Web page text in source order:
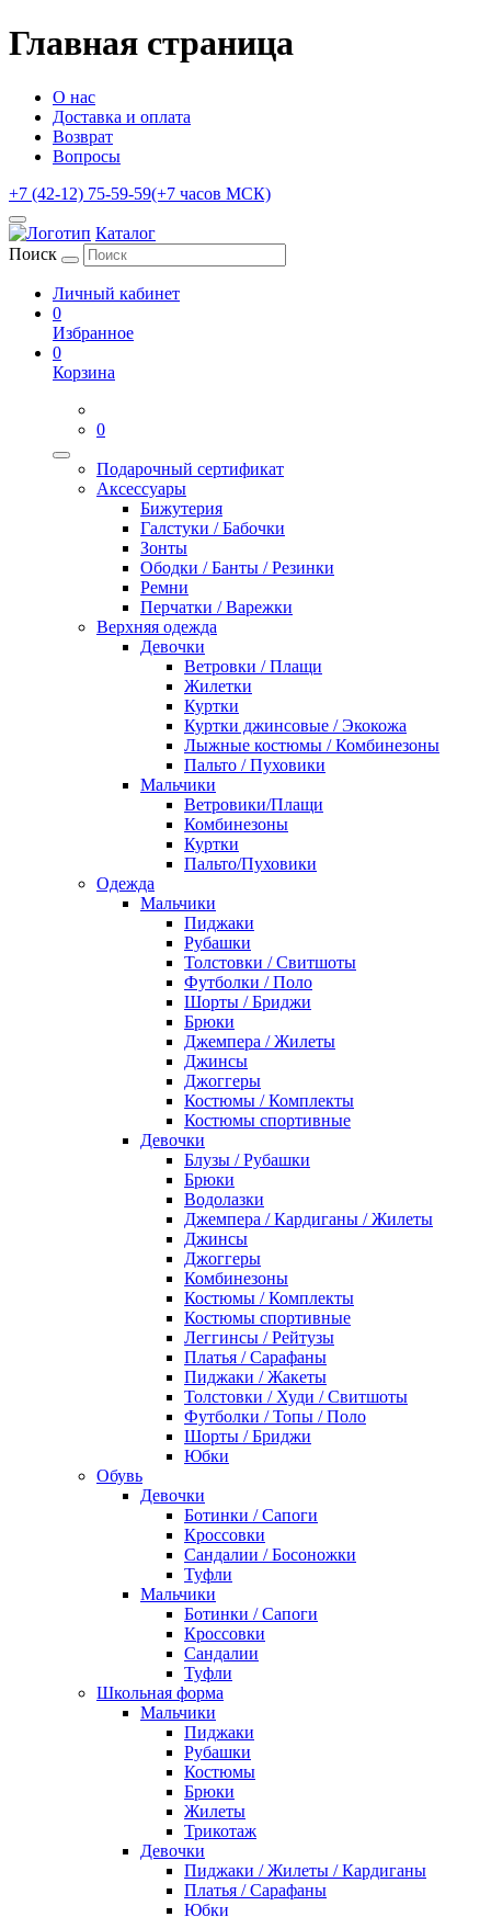
Главная страница
О нас
Доставка и оплата
Возврат
Вопросы
+7 (42-12) 75-59-59(+7 часов МСК)
Каталог
Поиск
Личный кабинет
0
Избранное
0
Корзина
0
Подарочный сертификат
Аксессуары
Бижутерия
Галстуки / Бабочки
Зонты
Ободки / Банты / Резинки
Ремни
Перчатки / Варежки
Верхняя одежда
Девочки
Ветровки / Плащи
Жилетки
Куртки
Куртки джинсовые / Экокожа
Лыжные костюмы / Комбинезоны
Пальто / Пуховики
Мальчики
Ветровики/Плащи
Комбинезоны
Куртки
Пальто/Пуховики
Одежда
Мальчики
Пиджаки
Рубашки
Толстовки / Свитшоты
Футболки / Поло
Шорты / Бриджи
Брюки
Джемпера / Жилеты
Джинсы
Джоггеры
Костюмы / Комплекты
Костюмы спортивные
Девочки
Блузы / Рубашки
Брюки
Водолазки
Джемпера / Кардиганы / Жилеты
Джинсы
Джоггеры
Комбинезоны
Костюмы / Комплекты
Костюмы спортивные
Леггинсы / Рейтузы
Платья / Сарафаны
Пиджаки / Жакеты
Толстовки / Худи / Свитшоты
Футболки / Топы / Поло
Шорты / Бриджи
Юбки
Обувь
Девочки
Ботинки / Сапоги
Кроссовки
Сандалии / Босоножки
Туфли
Мальчики
Ботинки / Сапоги
Кроссовки
Сандалии
Туфли
Школьная форма
Мальчики
Пиджаки
Рубашки
Костюмы
Брюки
Жилеты
Трикотаж
Девочки
Пиджаки / Жилеты / Кардиганы
Платья / Сарафаны
Юбки